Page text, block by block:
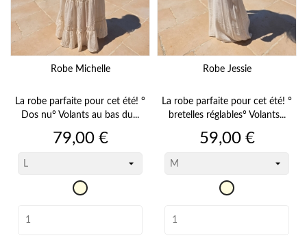
Robe Michelle
La robe parfaite pour cet été! °
Dos nu° Volants au bas du...
Prix
79,00 €
champagne
Robe Jessie
La robe parfaite pour cet été! °
bretelles réglables° Volants...
Prix
59,00 €
champagne